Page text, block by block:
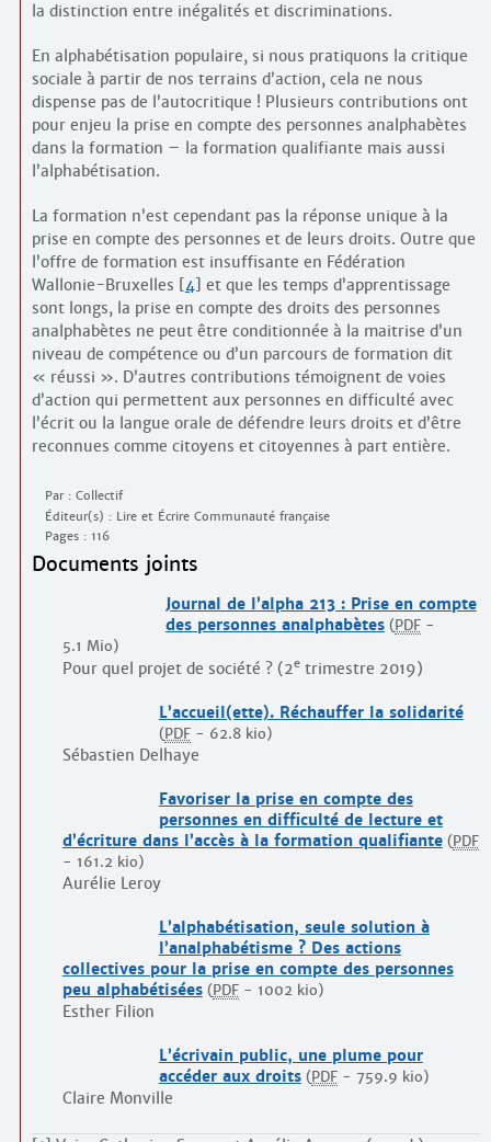
la distinction entre inégalités et discriminations.
En alphabétisation populaire, si nous pratiquons la critique
sociale à partir de nos terrains d’action, cela ne nous
dispense pas de l’autocritique ! Plusieurs contributions ont
pour enjeu la prise en compte des personnes analphabètes
dans la formation – la formation qualifiante mais aussi
l’alphabétisation.
La formation n’est cependant pas la réponse unique à la
prise en compte des personnes et de leurs droits. Outre que
l’offre de formation est insuffisante en Fédération
Wallonie-Bruxelles [4] et que les temps d’apprentissage
sont longs, la prise en compte des droits des personnes
analphabètes ne peut être conditionnée à la maitrise d’un
niveau de compétence ou d’un parcours de formation dit
« réussi ». D’autres contributions témoignent de voies
d’action qui permettent aux personnes en difficulté avec
l’écrit ou la langue orale de défendre leurs droits et d’être
reconnues comme citoyens et citoyennes à part entière.
Par : Collectif
Éditeur(s) : Lire et Écrire Communauté française
Pages : 116
Documents joints
Journal de l’alpha 213 : Prise en compte
des personnes analphabètes ( PDF-
5.1 Mio)
Pour quel projet de société ? (2etrimestre 2019)
L’accueil(ette). Réchauffer la solidarité
(PDF- 62.8 kio)
Sébastien Delhaye
Favoriser la prise en compte des
personnes en difficulté de lecture et
d’écriture dans l’accès à la formation qualifiante (PDF
- 161.2 kio)
Aurélie Leroy
L’alphabétisation, seule solution à
l’analphabétisme ? Des actions
collectives pour la prise en compte des personnes
peu alphabétisées (PDF- 1002 kio)
Esther Filion
L’écrivain public, une plume pour
accéder aux droits (PDF- 759.9 kio)
Claire Monville